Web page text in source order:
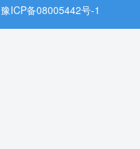
豫ICP备08005442号-1